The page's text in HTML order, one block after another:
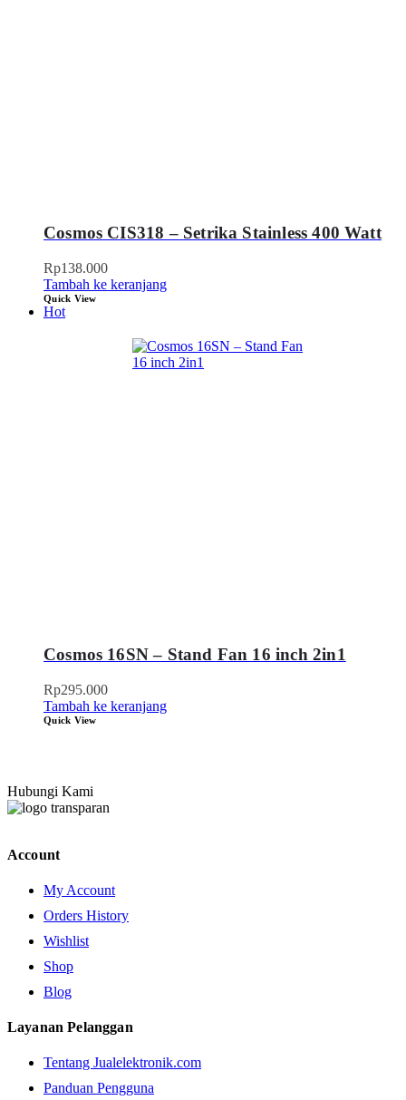
Cosmos CIS318 – Setrika Stainless 400 Watt
Rp138.000
Tambah ke keranjang
Quick View
Hot
Cosmos 16SN – Stand Fan 16 inch 2in1
Rp295.000
Tambah ke keranjang
Quick View
Hubungi Kami
Account
My Account
Orders History
Wishlist
Shop
Blog
Layanan Pelanggan
Tentang Jualelektronik.com
Panduan Pengguna